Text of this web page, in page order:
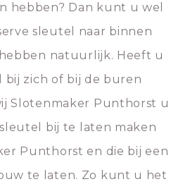
hebben? Dan kunt u wel
sleutel naar binnen
natuurlijk. Heeft u
bij zich of bij de buren
Slotenmaker Punthorst u
bij te laten maken
Punthorst en die bij een
te laten. Zo kunt u het